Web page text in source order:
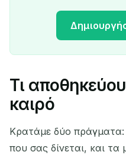
Η
Τι
καιρό
Κρατάμε δύο πράγματα:
που σας δίνεται, και